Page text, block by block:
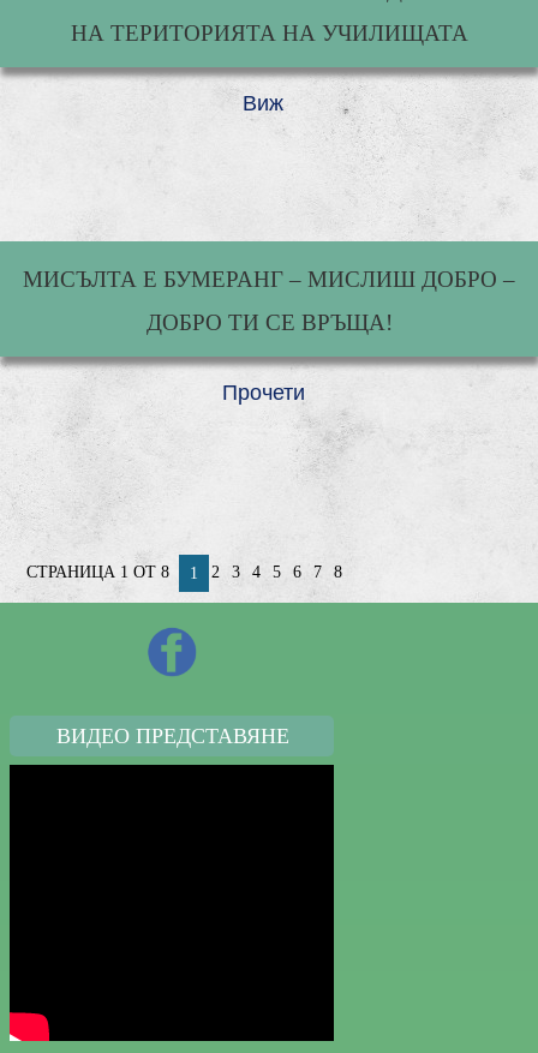
НА ТЕРИТОРИЯТА НА УЧИЛИЩАТА
Виж
МИСЪЛТА Е БУМЕРАНГ – МИСЛИШ ДОБРО –
ДОБРО ТИ СЕ ВРЪЩА!
Прочети
СТРАНИЦА 1 ОТ 8 1 2 3 4 5 6 7 8
ВИДЕО ПРЕДСТАВЯНЕ